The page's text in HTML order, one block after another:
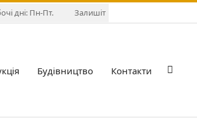
дні: Пн-Пт. Залишіть повідомлення у Viber,
Будівництво Контакти